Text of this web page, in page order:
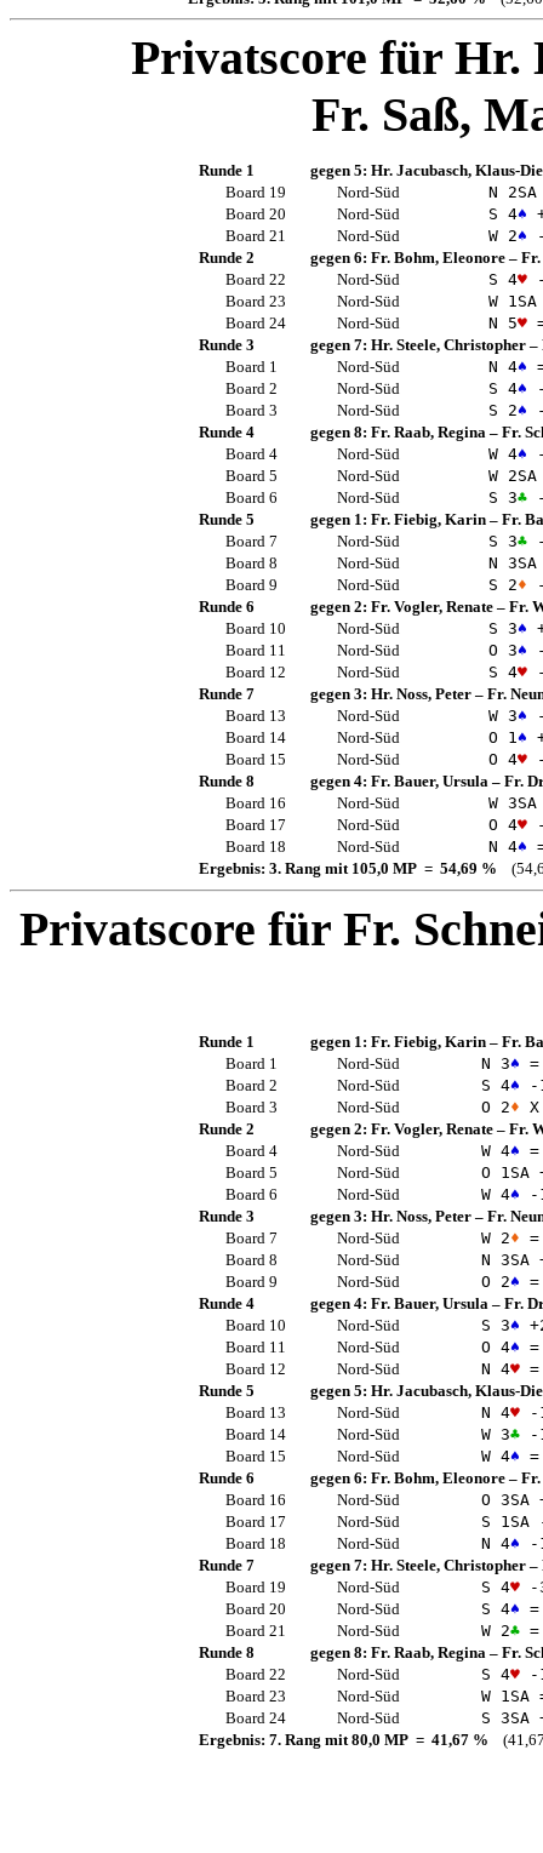
Privatscore für Hr.
Fr. Saß,
Runde 1 gegen 5: Hr. Jacubasch, Klaus-
Board 19
Nord-Süd N 2SA
Board 20
Nord-Süd S 4♠
Board 21
Nord-Süd W 2♠
Runde 2
gegen 6: Fr. Bohm, Eleonore– Fr.
Board 22
Nord-Süd S 4♥-
Board 23
Nord-Süd W 1SA
Board 24
Nord-Süd N 5♥
Runde 3
gegen 7: Hr. Steele, Christopher–
Board 1
Nord-Süd N 4♠
Board 2
Nord-Süd S 4♠
Board 3
Nord-Süd S 2♠
Runde 4
gegen 8: Fr. Raab, Regina– Fr.
Board 4
Nord-Süd W 4♠
Board 5
Nord-Süd W 2SA
Board 6
Nord-Süd S 3♣-
Runde 5
gegen 1: Fr. Fiebig, Karin– Fr.
Board 7
Nord-Süd S 3♣-
Board 8
Nord-Süd N 3SA
Board 9
Nord-Süd S 2♦
Runde 6
gegen 2: Fr. Vogler, Renate– Fr.
Board 10
Nord-Süd S 3♠
Board 11
Nord-Süd O 3♠
Board 12
Nord-Süd S 4♥-
Runde 7
gegen 3: Hr. Noss, Peter– Fr.
Board 13
Nord-Süd W 3♠
Board 14
Nord-Süd O 1♠
Board 15
Nord-Süd O 4♥-
Runde 8
gegen 4: Fr. Bauer, Ursula– Fr.
Board 16
Nord-Süd W 3SA
Board 17
Nord-Süd O 4♥-
Board 18
Nord-Süd N 4♠
Ergebnis: 3. Rang mit 105,0 MP = 54,69 %
Privatscore für Fr.
Runde 1 gegen 1: Fr. Fiebig, Karin– Fr.
Board 1
Nord-Süd N 3♠ =
Board 2
Nord-Süd S 4♠ -
Board 3
Nord-Süd O 2♦
Runde 2
gegen 2: Fr. Vogler, Renate– Fr.
Board 4
Nord-Süd W 4♠ =
Board 5
Nord-Süd O 1SA
Board 6
Nord-Süd W 4♠ -
Runde 3
gegen 3: Hr. Noss, Peter– Fr.
Board 7
Nord-Süd W 2♦ =
Board 8
Nord-Süd N 3SA
Board 9
Nord-Süd O 2♠ =
Runde 4
gegen 4: Fr. Bauer, Ursula– Fr.
Board 10
Nord-Süd S 3♠
Board 11
Nord-Süd O 4♠ =
Board 12
Nord-Süd N 4♥=
Runde 5
gegen 5: Hr. Jacubasch, Klaus-
Board 13
Nord-Süd N 4♥-
Board 14
Nord-Süd W 3♣-
Board 15
Nord-Süd W 4♠ =
Runde 6
gegen 6: Fr. Bohm, Eleonore– Fr.
Board 16
Nord-Süd O 3SA
Board 17
Nord-Süd S 1SA-
Board 18
Nord-Süd N 4♠ -
Runde 7
gegen 7: Hr. Steele, Christopher–
Board 19
Nord-Süd S 4♥-
Board 20
Nord-Süd S 4♠ =
Board 21
Nord-Süd W 2♣=
Runde 8
gegen 8: Fr. Raab, Regina– Fr.
Board 22
Nord-Süd S 4♥-
Board 23
Nord-Süd W 1SA
Board 24
Nord-Süd S 3SA
Ergebnis: 7. Rang mit 80,0 MP = 41,67 %